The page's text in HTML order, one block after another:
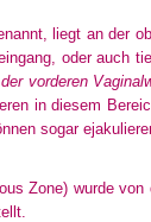
liegt an der
oder auch
vorderen
in diesem
sogar
Zone) wurde